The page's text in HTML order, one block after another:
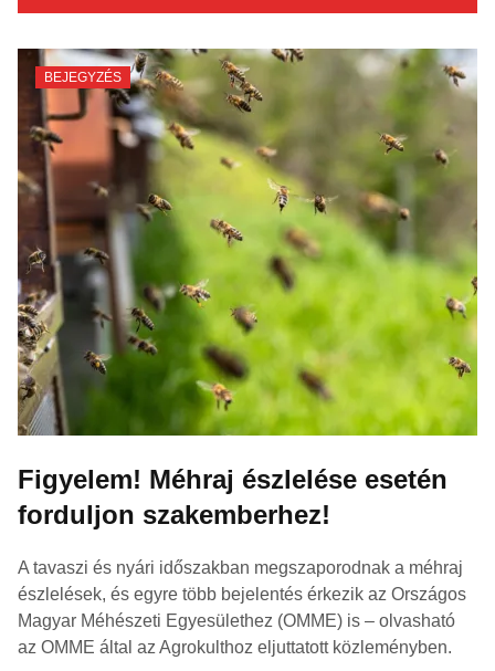
BEJEGYZÉS
Figyelem! Méhraj észlelése esetén
forduljon szakemberhez!
A tavaszi és nyári időszakban megszaporodnak a méhraj
észlelések, és egyre több bejelentés érkezik az Országos
Magyar Méhészeti Egyesülethez (OMME) is – olvasható
az OMME által az Agrokulthoz eljuttatott közleményben.